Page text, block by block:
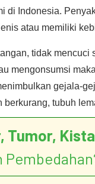
di Indonesia.
atau memiliki
tidak
mengonsumsi
gejala-
berkurang, tubuh
Tumor, Kista